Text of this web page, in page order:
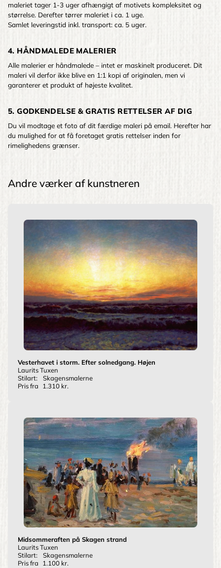
maleriet tager 1-3 uger afhængigt af motivets kompleksitet og
størrelse. Derefter tørrer maleriet i ca. 1 uge.
Samlet leveringstid inkl. transport: ca. 5 uger.
4. HÅNDMALEDE MALERIER
Alle malerier er håndmalede – intet er maskinelt produceret. Dit
maleri vil derfor ikke blive en 1:1 kopi af originalen, men vi
garanterer et produkt af højeste kvalitet.
5. GODKENDELSE & GRATIS RETTELSER AF DIG
Du vil modtage et foto af dit færdige maleri på email. Herefter har
du mulighed for at få foretaget gratis rettelser inden for
rimelighedens grænser.
Andre værker af kunstneren
Vesterhavet i storm. Efter solnedgang. Højen
Laurits Tuxen
Stilart:
Skagensmalerne
Pris fra
1.310 kr.
Midsommeraften på Skagen strand
Laurits Tuxen
Stilart:
Skagensmalerne
Pris fra
1.100 kr.